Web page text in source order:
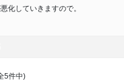
化していきますので。
5件中)